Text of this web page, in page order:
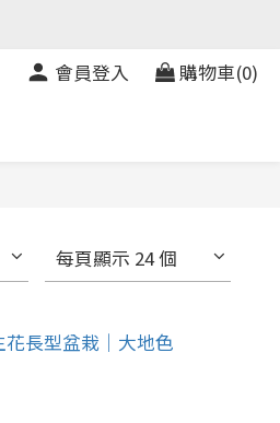
會員登入 購物車(0)
每頁顯示 24 個